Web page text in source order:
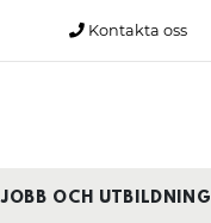
Kontakta oss
JOBB OCH UTBILDNING